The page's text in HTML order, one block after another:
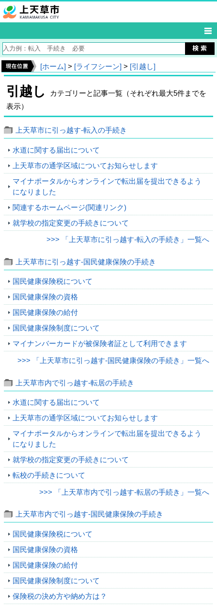
[ホーム] > [ライフシーン] > [引越し]
引越し
カテゴリーと記事一覧（それぞれ最大5件までを
表示）
上天草市に引っ越す‐転入の手続き
水道に関する届出について
上天草市の通学区域についてお知らせします
マイナポータルからオンラインで転出届を提出できるよう
になりました
関連するホームページ(関連リンク)
就学校の指定変更の手続きについて
>>> 「上天草市に引っ越す‐転入の手続き」一覧へ
上天草市に引っ越す‐国民健康保険の手続き
国民健康保険税について
国民健康保険の資格
国民健康保険の給付
国民健康保険制度について
マイナンバーカードが被保険者証として利用できます
>>> 「上天草市に引っ越す‐国民健康保険の手続き」一覧へ
上天草市内で引っ越す‐転居の手続き
水道に関する届出について
上天草市の通学区域についてお知らせします
マイナポータルからオンラインで転出届を提出できるよう
になりました
就学校の指定変更の手続きについて
転校の手続きについて
>>> 「上天草市内で引っ越す‐転居の手続き」一覧へ
上天草市内で引っ越す‐国民健康保険の手続き
国民健康保険税について
国民健康保険の資格
国民健康保険の給付
国民健康保険制度について
保険税の決め方や納め方は？